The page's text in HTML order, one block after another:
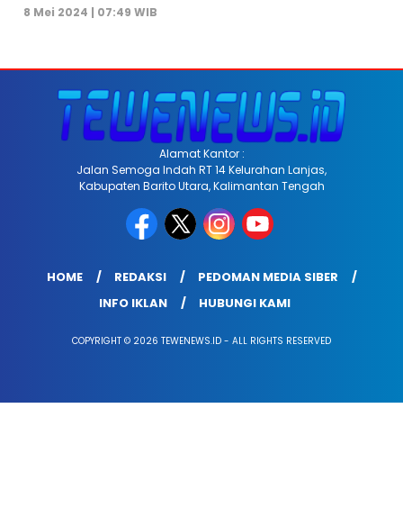
8 Mei 2024 | 07:49 WIB
Alamat Kantor :
Jalan Semoga Indah RT 14 Kelurahan Lanjas,
Kabupaten Barito Utara, Kalimantan Tengah
HOME REDAKSI
PEDOMAN MEDIA SIBER
INFO IKLAN
HUBUNGI KAMI
COPYRIGHT © 2026 TEWENEWS.ID - ALL RIGHTS RESERVED